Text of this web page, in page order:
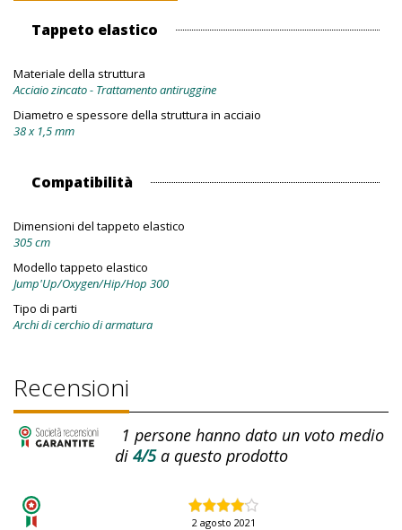
Tappeto elastico
Materiale della struttura
Acciaio zincato - Trattamento antiruggine
Diametro e spessore della struttura in acciaio
38 x 1,5 mm
Compatibilità
Dimensioni del tappeto elastico
305 cm
Modello tappeto elastico
Jump'Up/Oxygen/Hip/Hop 300
Tipo di parti
Archi di cerchio di armatura
Recensioni
1 persone hanno dato un voto medio
di4/5a questo prodotto
2 agosto 2021